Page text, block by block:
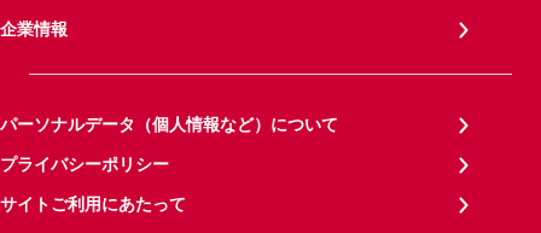
企業情報
パーソナルデータ（個人情報など）について
プライバシーポリシー
サイトご利用にあたって